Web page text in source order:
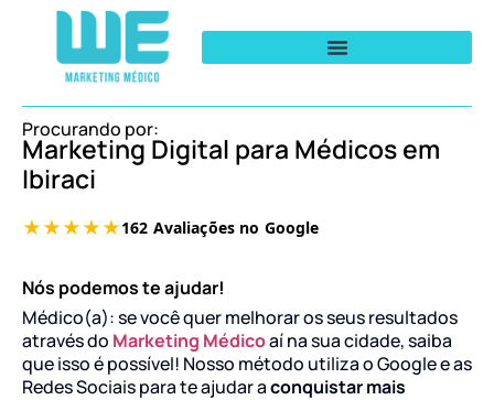
Procurando por:
Marketing Digital para Médicos em
Ibiraci
Nós podemos te ajudar!
Médico(a): se você quer melhorar os seus resultados
através do Marketing Médicoaí na sua cidade, saiba
que isso é possível! Nosso método utiliza o Google e as
Redes Sociais para te ajudar aconquistar mais